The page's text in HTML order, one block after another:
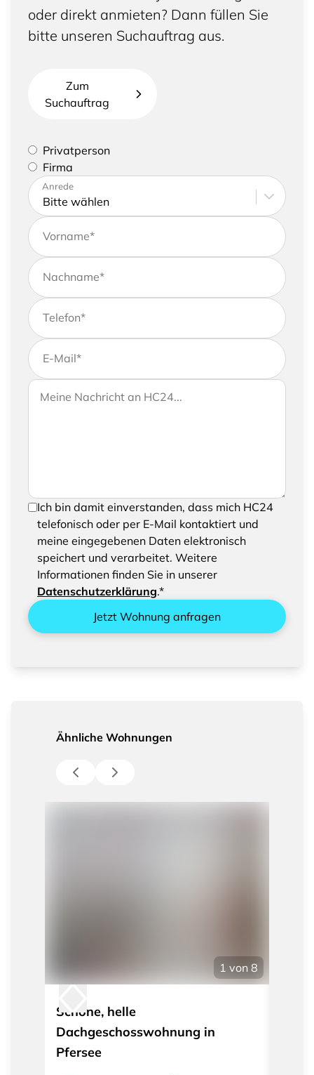
oder direkt anmieten? Dann füllen Sie
bitte unseren Suchauftrag aus.
Zum
Suchauftrag
Bitte geben Sie an, ob Sie eine Privatperson sind
oder eine Firma vertreten
Privatperson
Firma
Bitte tragen Sie Ihre Adresse sowie
Kontaktdaten ein
Anrede
Vorname*
Nachname*
Telefon*
E-Mail*
Wenn Sie uns weitere Informationen zukommen
lassen möchten, können Sie Ihrer Anfrage gerne
Ihre Nachricht an HC24
Um Ihre Anfrage senden zu können, bestätigen
Sie bitte das Speichern und Verarbeiten Ihrer
eingegebenen Daten
Ich bin damit einverstanden, dass mich HC24
telefonisch oder per E-Mail kontaktiert und
meine eingegebenen Daten elektronisch
speichert und verarbeitet. Weitere
Informationen finden Sie in unserer
Datenschutzerklärung.*
Jetzt Wohnung anfragen
Ähnliche Wohnungen
1 von 8
Schöne, helle
Dachgeschosswohnung in
Pfersee